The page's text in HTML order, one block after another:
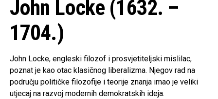
John Locke (1632. –
1704.)
John Locke, engleski filozof i prosvjetiteljski mislilac,
poznat je kao otac klasičnog liberalizma. Njegov rad na
području političke filozofije i teorije znanja imao je veliki
utjecaj na razvoj modernih demokratskih ideja.